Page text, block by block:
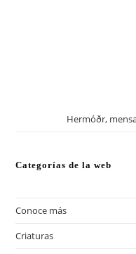
Hermóðr,
Categorías de la web
Conoce más
Criaturas